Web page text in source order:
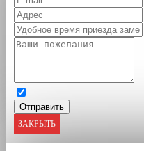
ЗАКРЫТЬ